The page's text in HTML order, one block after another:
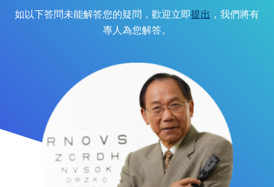
如以下答問未能解答您的疑問，歡迎立即提出 ，我們將有
專人為您解答。